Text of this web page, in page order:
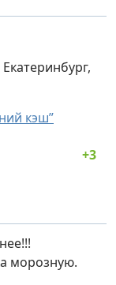
кэш”
морозную.